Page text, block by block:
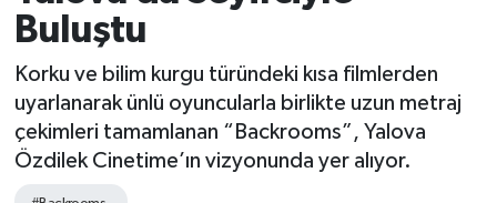
Buluştu
Korku ve bilim kurgu türündeki kısa filmlerden
uyarlanarak ünlü oyuncularla birlikte uzun metraj
çekimleri tamamlanan “Backrooms”, Yalova
Özdilek Cinetime’ın vizyonunda yer alıyor.
SAĞLIK
SPOR
ULUSAL
Haber Arşivi